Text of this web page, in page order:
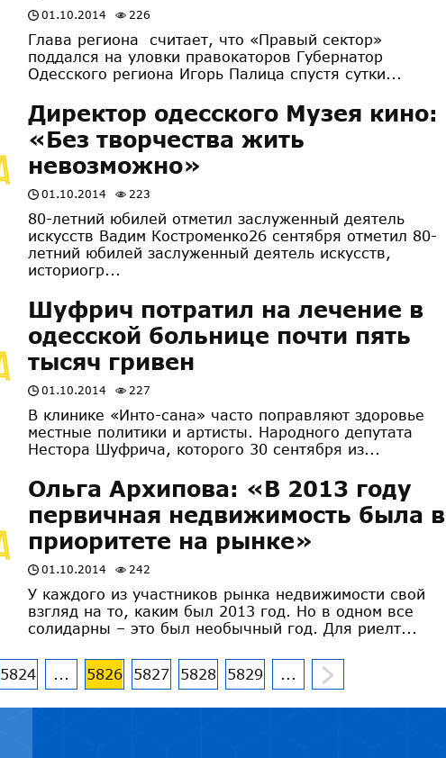
01.10.2014 226
Глава региона считает, что «Правый сектор»
поддался на уловки правокаторов Губернатор
Одесского региона Игорь Палица спустя сутки...
Директор одесского Музея кино:
«Без творчества жить
невозможно»
01.10.2014 223
80-летний юбилей отметил заслуженный деятель
искусств Вадим Костроменко26 сентября отметил 80-
летний юбилей заслуженный деятель искусств,
историогр...
Шуфрич потратил на лечение в
одесской больнице почти пять
тысяч гривен
01.10.2014 227
В клинике «Инто-сана» часто поправляют здоровье
местные политики и артисты. Народного депутата
Нестора Шуфрича, которого 30 сентября из...
Ольга Архипова: «В 2013 году
первичная недвижимость была в
приоритете на рынке»
01.10.2014 242
У каждого из участников рынка недвижимости свой
взгляд на то, каким был 2013 год. Но в одном все
солидарны – это был необычный год. Для риелт...
5824 ... 5826 5827 5828 5829 ...